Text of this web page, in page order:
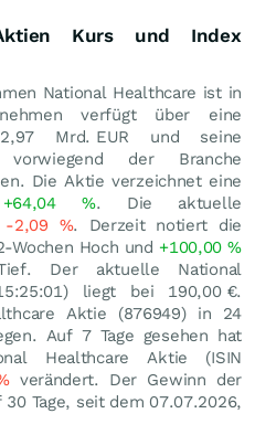
Kurs und Index
National Healthcare ist in
verfügt über eine
Mrd. EUR und seine
vorwiegend der Branche
Die Aktie verzeichnet eine
+64,04%. Die aktuelle
-2,09 %. Derzeit notiert die
Hoch und +100,00%
Der aktuelle National
liegt bei 190,00 €.
Aktie (876949) in 24
Auf 7 Tage gesehen hat
Healthcare Aktie (ISIN
verändert. Der Gewinn der
Tage, seit dem 07.07.2026,